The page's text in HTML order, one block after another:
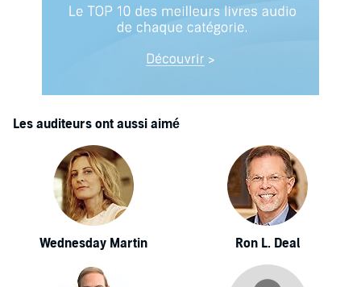
Les auditeurs ont aussi aimé
Wednesday Martin Ron L. Deal